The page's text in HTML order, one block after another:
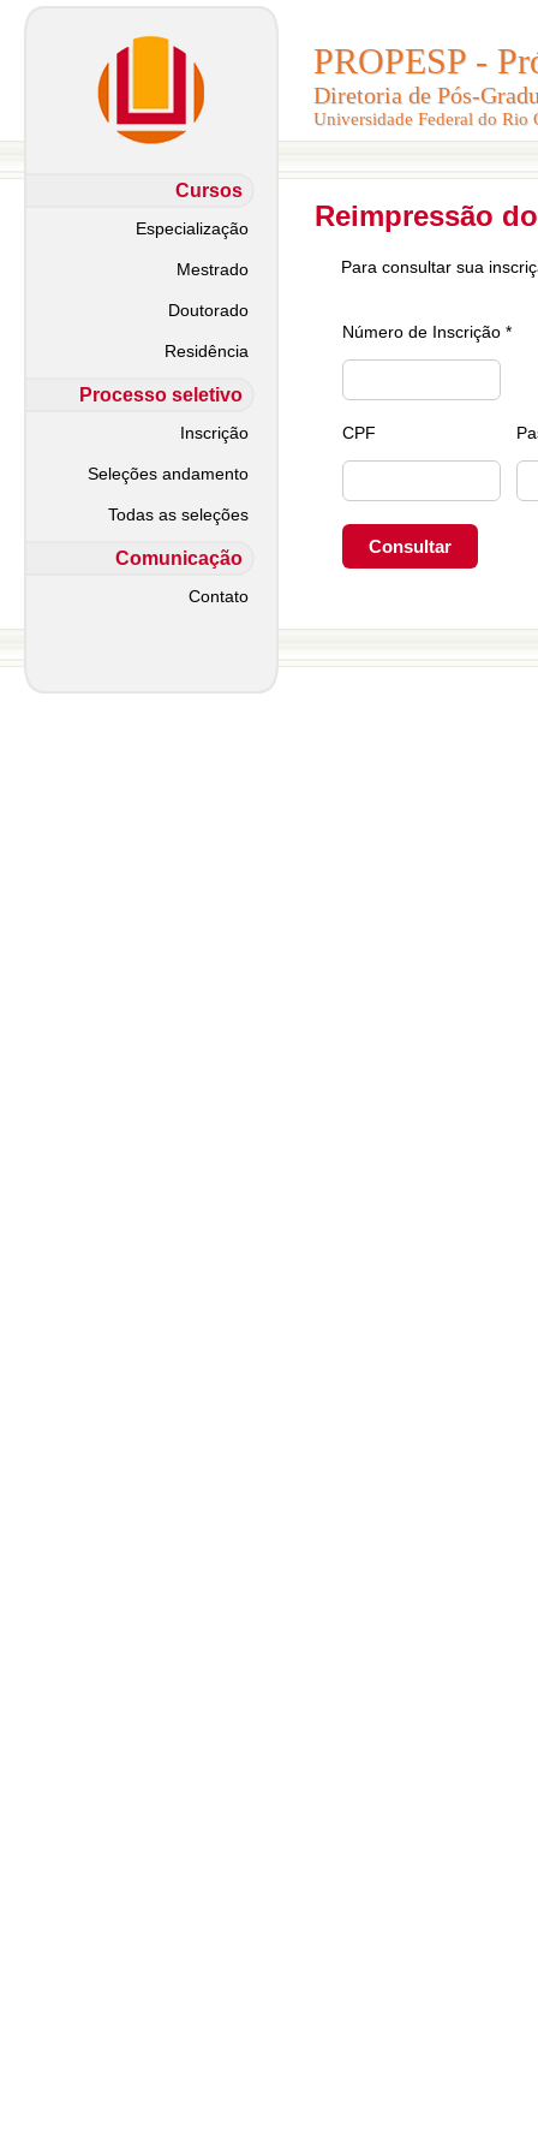
PROPESP -
Diretoria de Pós-
Universidade Federal do Rio
PROPESP -
Diretoria de Pós-
Universidade Federal do Rio
Cursos
Especialização
Mestrado
Doutorado
Residência
Processo seletivo
Inscrição
Seleções andamento
Todas as seleções
Comunicação
Contato
Reimpressão
Para consultar sua
Número de Inscrição *
CPF